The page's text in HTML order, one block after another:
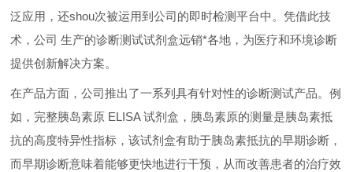
泛应用，还shou次被运用到公司的即时检测平台中。凭借此技
术，公司 生产的诊断测试试剂盒远销*各地，为医疗和环境诊断
提供创新解决方案。
在产品方面，公司推出了一系列具有针对性的诊断测试产品。例
如，完整胰岛素原 ELISA 试剂盒，胰岛素原的测量是胰岛素抵
抗的高度特异性指标，该试剂盒有助于胰岛素抵抗的早期诊断，
而早期诊断意味着能够更快地进行干预，从而改善患者的治疗效